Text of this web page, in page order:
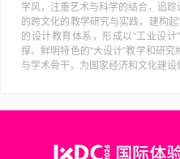
学风，注重艺术与科学的结合，追
的跨文化的教学研究与实践，建构
的设计教育体系，形成以“工业设
撑、鲜明特色的“大设计”教学和研
与学术骨干，为国家经济和文化建设